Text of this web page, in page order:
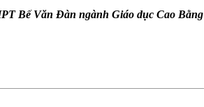
Bế Văn Đàn ngành Giáo dục Cao Bằng